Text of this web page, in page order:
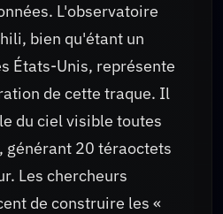
L'observatoire
bien qu'étant un
États-Unis, représente
de cette traque. Il
du ciel visible toutes
générant 20 téraoctets
Les chercheurs
de construire les «